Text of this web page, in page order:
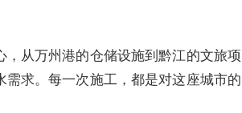
从万州港的仓储设施到黔江的文旅项
求。每一次施工，都是对这座城市的